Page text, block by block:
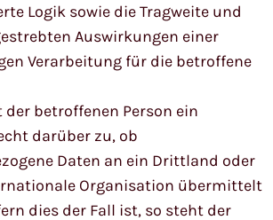
Logik sowie die Tragweite und
Auswirkungen einer
Verarbeitung für die betroffene
der betroffenen Person ein
darüber zu, ob
Daten an ein Drittland oder
Organisation übermittelt
dies der Fall ist, so steht der